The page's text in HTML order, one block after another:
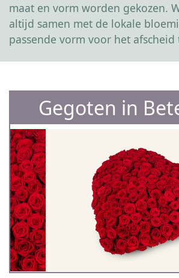
maat en vorm worden gekozen.
altijd samen met de lokale
passende vorm voor het afscheid
Gegoten in